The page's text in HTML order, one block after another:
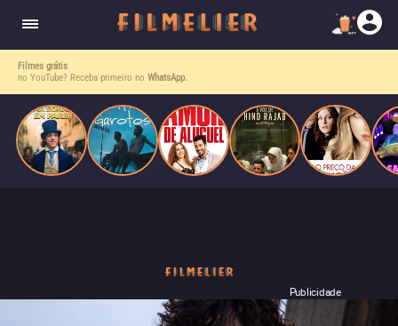
Experimente o Filmelier+, no Prime Video
Publicidade
Paris
obras-primas, participa de festas e busca romance